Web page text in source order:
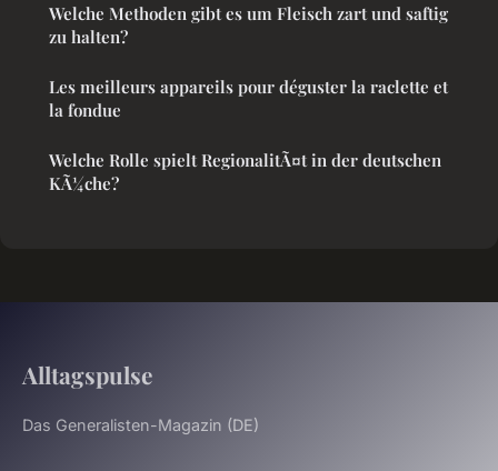
Welche Methoden gibt es um Fleisch zart und saftig
zu halten?
Les meilleurs appareils pour déguster la raclette et
la fondue
Welche Rolle spielt RegionalitÃ¤t in der deutschen
KÃ¼che?
Alltagspulse
Das Generalisten-Magazin (DE)